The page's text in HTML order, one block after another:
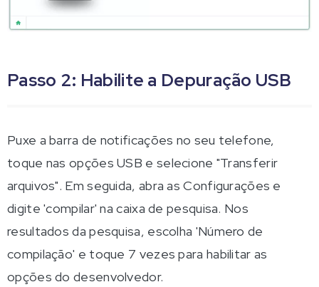
Passo 2: Habilite a Depuração USB
Puxe a barra de notificações no seu telefone,
toque nas opções USB e selecione "Transferir
arquivos". Em seguida, abra as Configurações e
digite 'compilar' na caixa de pesquisa. Nos
resultados da pesquisa, escolha 'Número de
compilação' e toque 7 vezes para habilitar as
opções do desenvolvedor.